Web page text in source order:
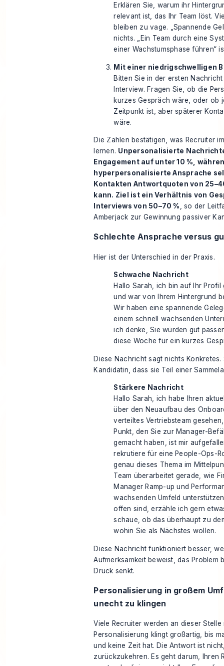
Erklären Sie, warum ihr
relevant ist, das Ihr Team löst.
bleiben zu vage. „Spannende
nichts. „Ein Team durch eine
einer Wachstumsphase führen“
Mit einer niedrigschwelligen
Bitten Sie in der ersten
Interview. Fragen Sie, ob die
kurzes Gespräch wäre, oder ob
Zeitpunkt ist, aber späterer
wäre.
Die Zahlen bestätigen, was Recruiter
lernen. Unpersonalisierte
Engagement auf unter 10 %,
hyperpersonalisierte Ansprache
Kontakten Antwortquoten von
kann. Ziel ist ein Verhältnis von
Interviews von 50–70 %, so der
Amberjack zur Gewinnung passiver
Schlechte Ansprache versus
Hier ist der Unterschied in der Praxis.
Schwache Nachricht
Hallo Sarah, ich bin auf Ihr Profil
und war von Ihrem Hintergrund
Wir haben eine spannende
einem schnell wachsenden
ich denke, Sie würden gut
diese Woche für ein kurzes
Diese Nachricht sagt nichts
Kandidatin, dass sie Teil einer
Stärkere Nachricht
Hallo Sarah, ich habe Ihren
über den Neuaufbau des
verteiltes Vertriebsteam
Punkt, den Sie zur Manager-
gemacht haben, ist mir
rekrutiere für eine People-Ops-
genau dieses Thema im
Team überarbeitet gerade, wie
Manager Ramp-up und
wachsenden Umfeld
offen sind, erzähle ich gern
schaue, ob das überhaupt zu
wohin Sie als Nächstes wollen.
Diese Nachricht funktioniert besser,
Aufmerksamkeit beweist, das Problem
Druck senkt.
Personalisierung in großem
unecht zu klingen
Viele Recruiter werden an dieser Stelle
Personalisierung klingt großartig, bis
und keine Zeit hat. Die Antwort ist
zurückzukehren. Es geht darum, Ihren